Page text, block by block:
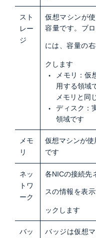
スト
レー
ジ
仮想マシンが
容量です。ブ
には、容量の
クします
メモリ：仮
用する領域
メモリと同
ディスク：
領域です
メモ
リ
仮想マシンが
です
ネッ
トワ
ーク
各NICの接続先
スの情報を表
ックします
バッ
バッジは仮想